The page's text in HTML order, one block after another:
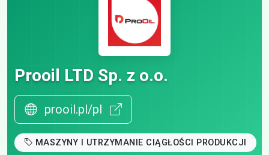
Prooil LTD Sp. z o.o.
prooil.pl/pl
MASZYNY I UTRZYMANIE CIĄGŁOŚCI PRODUKCJI